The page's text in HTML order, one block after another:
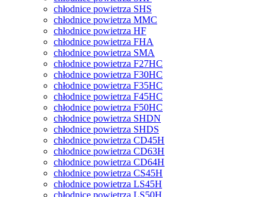
chłodnice powietrza SHS
chłodnice powietrza MMC
chłodnice powietrza HF
chłodnice powietrza FHA
chłodnice powietrza SMA
chłodnice powietrza F27HC
chłodnice powietrza F30HC
chłodnice powietrza F35HC
chłodnice powietrza F45HC
chłodnice powietrza F50HC
chłodnice powietrza SHDN
chłodnice powietrza SHDS
chłodnice powietrza CD45H
chłodnice powietrza CD63H
chłodnice powietrza CD64H
chłodnice powietrza CS45H
chłodnice powietrza LS45H